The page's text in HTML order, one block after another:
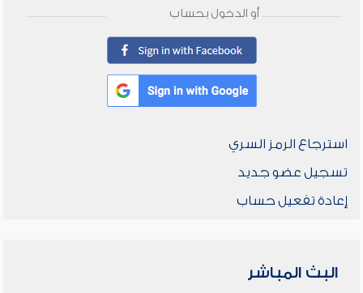
أو الدخول بحساب
استرجاع الرمز السري
تسجيل عضو جديد
إعادة تفعيل حساب
البث المباشر